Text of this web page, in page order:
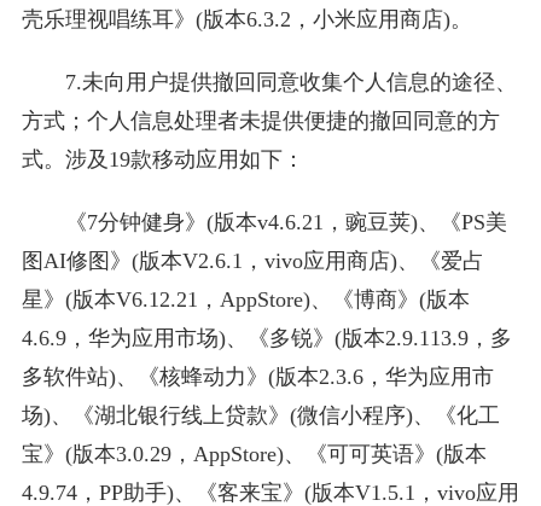
壳乐理视唱练耳》(版本6.3.2，小米应用商店)。
7.未向用户提供撤回同意收集个人信息的途径、
方式；个人信息处理者未提供便捷的撤回同意的方
式。涉及19款移动应用如下：
《7分钟健身》(版本v4.6.21，豌豆荚)、《PS美
图AI修图》(版本V2.6.1，vivo应用商店)、《爱占
星》(版本V6.12.21，AppStore)、《博商》(版本
4.6.9，华为应用市场)、《多锐》(版本2.9.113.9，多
多软件站)、《核蜂动力》(版本2.3.6，华为应用市
场)、《湖北银行线上贷款》(微信小程序)、《化工
宝》(版本3.0.29，AppStore)、《可可英语》(版本
4.9.74，PP助手)、《客来宝》(版本V1.5.1，vivo应用